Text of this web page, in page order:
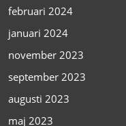
februari 2024
januari 2024
november 2023
september 2023
augusti 2023
maj 2023